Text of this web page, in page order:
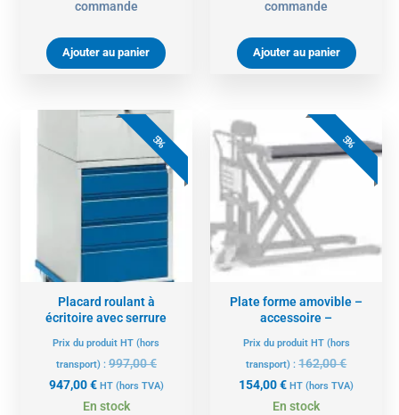
commande
Ajouter au panier
commande
Ajouter au panier
5%
Placard roulant à
écritoire avec serrure
Prix du produit HT (hors
transport) : 997,00€
prix
initial
était :
997,00 €.
947,00€
Le
actuel
est :
947,00 €.
HT (hors TVA)
En stock
5%
Plate forme amovible –
accessoire –
Prix du produit HT (hors
transport) :162,00€
prix
initial
était :
154,00€
actuel
est :
154,00 €.
HT (hors TVA)
En stock